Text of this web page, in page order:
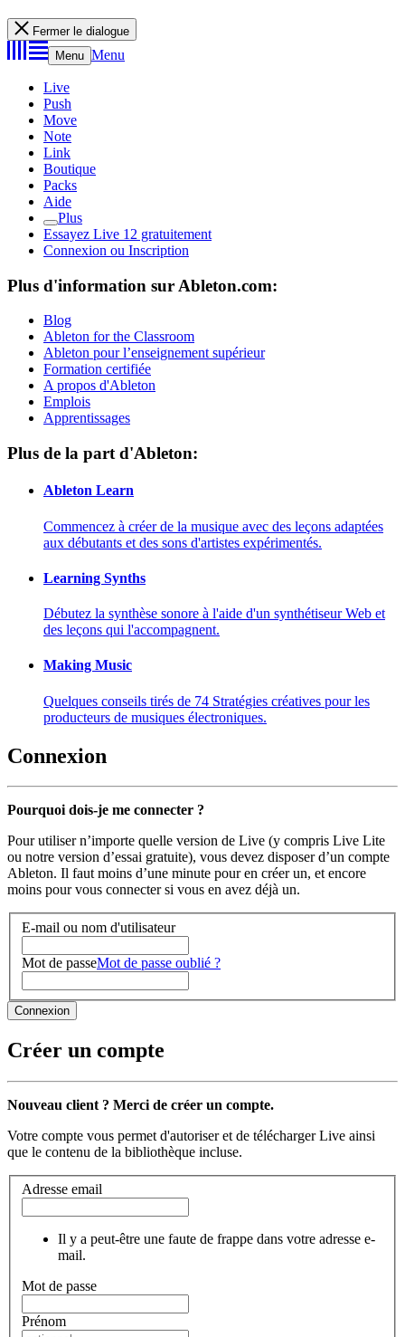
Fermer le dialogue
Menu Menu
Live
Push
Move
Note
Link
Boutique
Packs
Aide
Plus
Essayez Live 12 gratuitement
Connexion ou Inscription
Plus d'information sur Ableton.com:
Blog
Ableton for the Classroom
Ableton pour l’enseignement supérieur
Formation certifiée
A propos d'Ableton
Emplois
Apprentissages
Plus de la part d'Ableton:
Ableton Learn
Commencez à créer de la musique avec des leçons adaptées
aux débutants et des sons d'artistes expérimentés.
Learning Synths
Débutez la synthèse sonore à l'aide d'un synthétiseur Web et
des leçons qui l'accompagnent.
Making Music
Quelques conseils tirés de 74 Stratégies créatives pour les
producteurs de musiques électroniques.
Connexion
Pourquoi dois-je me connecter ?
Pour utiliser n’importe quelle version de Live (y compris Live Lite
ou notre version d’essai gratuite), vous devez disposer d’un compte
Ableton. Il faut moins d’une minute pour en créer un, et encore
moins pour vous connecter si vous en avez déjà un.
E-mail ou nom d'utilisateur
Mot de passeMot de passe oublié ?
Créer un compte
Nouveau client ? Merci de créer un compte.
Votre compte vous permet d'autoriser et de télécharger Live ainsi
que le contenu de la bibliothèque incluse.
Adresse email
Il y a peut-être une faute de frappe dans votre adresse e-
mail.
Mot de passe
Prénom